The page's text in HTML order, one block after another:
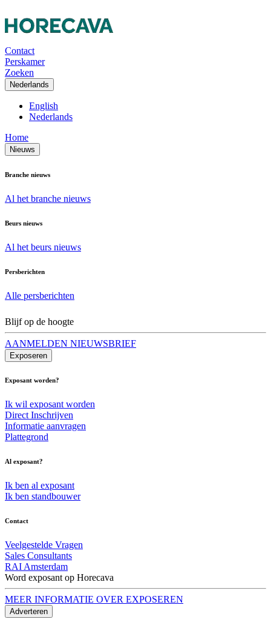
Contact
Perskamer
Zoeken
Nederlands
English
Nederlands
Home
Nieuws
Branche nieuws
Al het branche nieuws
Beurs nieuws
Al het beurs nieuws
Persberichten
Alle persberichten
Blijf op de hoogte
AANMELDEN NIEUWSBRIEF
Exposeren
Exposant worden?
Ik wil exposant worden
Direct Inschrijven
Informatie aanvragen
Plattegrond
Al exposant?
Ik ben al exposant
Ik ben standbouwer
Contact
Veelgestelde Vragen
Sales Consultants
RAI Amsterdam
Word exposant op Horecava
MEER INFORMATIE OVER EXPOSEREN
Adverteren